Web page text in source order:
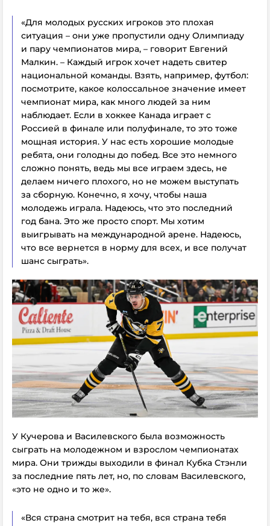
«Для молодых русских игроков это плохая
ситуация – они уже пропустили одну Олимпиаду
и пару чемпионатов мира, – говорит Евгений
Малкин. – Каждый игрок хочет надеть свитер
национальной команды. Взять, например, футбол:
посмотрите, какое колоссальное значение имеет
чемпионат мира, как много людей за ним
наблюдает. Если в хоккее Канада играет с
Россией в финале или полуфинале, то это тоже
мощная история. У нас есть хорошие молодые
ребята, они голодны до побед. Все это немного
сложно понять, ведь мы все играем здесь, не
делаем ничего плохого, но не можем выступать
за сборную. Конечно, я хочу, чтобы наша
молодежь играла. Надеюсь, что это последний
год бана. Это же просто спорт. Мы хотим
выигрывать на международной арене. Надеюсь,
что все вернется в норму для всех, и все получат
шанс сыграть».
У Кучерова и Василевского была возможность
сыграть на молодежном и взрослом чемпионатах
мира. Они трижды выходили в финал Кубка Стэнли
за последние пять лет, но, по словам Василевского,
«это не одно и то же».
«Вся страна смотрит на тебя, вся страна тебя